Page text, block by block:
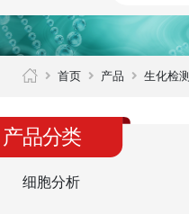
首页 产品 生化检测
产品分类
细胞分析